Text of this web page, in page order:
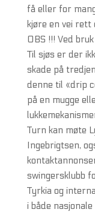
få eller for
kjøre en vei rett
OBS !!! Ved
Til sjøs er der
skade på
denne til «drip
på en mugge
Turn kan møte
Ingebrigtsen,
swingersklubb
Tyrkia og
i både